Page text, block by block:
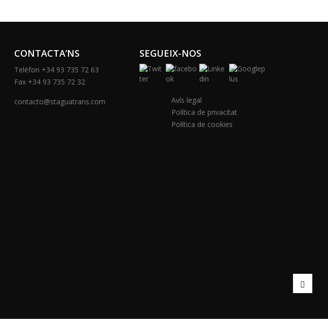
CONTACTA’NS
Telèfon +34 93 735 72 63
Fax +34 93 735 72 32
contacto@staguatrans.com
SEGUEIX-NOS
Avís legal
Política de privacitat
Política de cookies